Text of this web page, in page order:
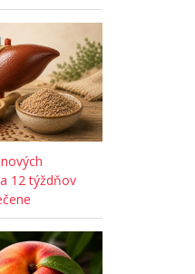
12 týždňov